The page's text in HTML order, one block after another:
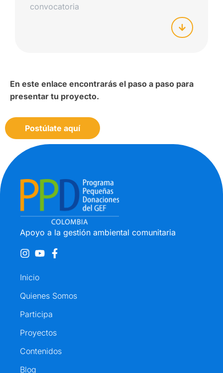
convocatoria
En este enlace encontrarás el paso a paso para
presentar tu proyecto.
Postúlate aquí
Apoyo a la gestión ambiental comunitaria
Inicio
Quienes Somos
Participa
Proyectos
Contenidos
Blog